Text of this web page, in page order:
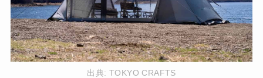
出典: TOKYO CRAFTS